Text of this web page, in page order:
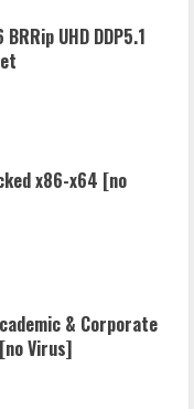
UHD DDP5.1
x86-x64 [no
& Corporate
Virus]